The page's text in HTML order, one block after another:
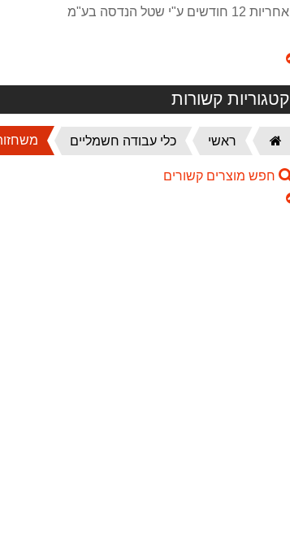
אחריות 12 חודשים ע"י שטל הנדסה בע"מ
קטגוריות קשורות
דף
הבית
ראשי כלי עבודה חשמליים
חפש מוצרים קשורים